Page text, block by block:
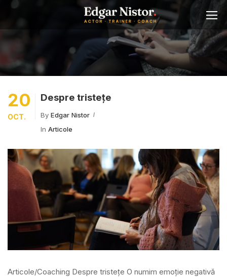
20
OCT.
Despre tristețe
By Edgar Nistor
In Articole
Articole/Coaching Despre tristețe O numim emoție negativă